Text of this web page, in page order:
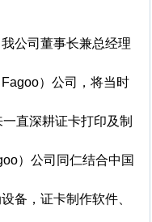
公司董事长兼总经理
）公司，将当时
直深耕证卡打印及制
）公司同仁结合中国
备，证卡制作软件、